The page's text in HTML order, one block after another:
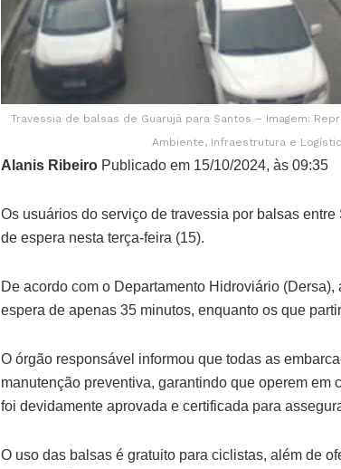
Travessia de balsas de Guarujá para Santos – Imagem:
Ambiente, Infraestrutura e
Alanis Ribeiro Publicado em 15/10/2024, às 09:35
Os usuários do serviço de travessia por balsas
de espera nesta terça-feira (15).
De acordo com o Departamento Hidroviário
espera de apenas 35 minutos, enquanto os que
O órgão responsável informou que todas as
manutenção preventiva, garantindo que operem
foi devidamente aprovada e certificada para
O uso das balsas é gratuito para ciclistas, além de